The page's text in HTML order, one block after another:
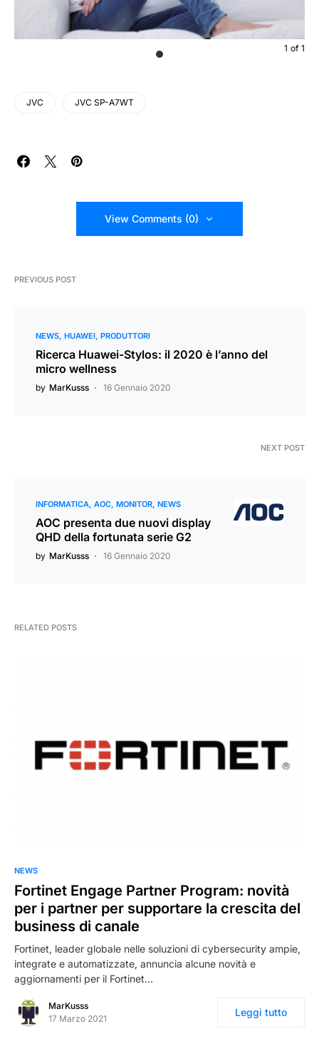
1 of 1
JVC JVC SP-A7WT
View Comments (0)
PREVIOUS POST
NEWS HUAWEI PRODUTTORI
Ricerca Huawei-Stylos: il 2020 è l’anno del
micro wellness
by MarKusss 16 Gennaio 2020
NEXT POST
INFORMATICA AOC MONITOR NEWS
AOC presenta due nuovi display
QHD della fortunata serie G2
by MarKusss 16 Gennaio 2020
RELATED POSTS
NEWS
Fortinet Engage Partner Program: novità
per i partner per supportare la crescita del
business di canale
Fortinet, leader globale nelle soluzioni di cybersecurity ampie,
integrate e automatizzate, annuncia alcune novità e
aggiornamenti per il Fortinet…
MarKusss
17 Marzo 2021
Leggi tutto